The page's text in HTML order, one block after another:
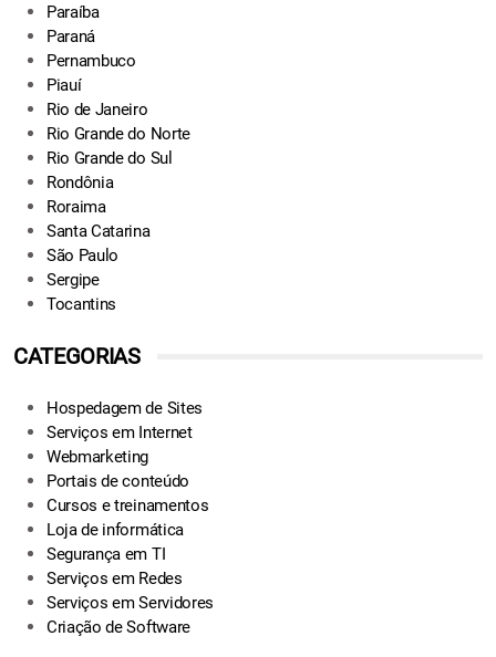
Paraíba
Paraná
Pernambuco
Piauí
Rio de Janeiro
Rio Grande do Norte
Rio Grande do Sul
Rondônia
Roraima
Santa Catarina
São Paulo
Sergipe
Tocantins
CATEGORIAS
Hospedagem de Sites
Serviços em Internet
Webmarketing
Portais de conteúdo
Cursos e treinamentos
Loja de informática
Segurança em TI
Serviços em Redes
Serviços em Servidores
Criação de Software